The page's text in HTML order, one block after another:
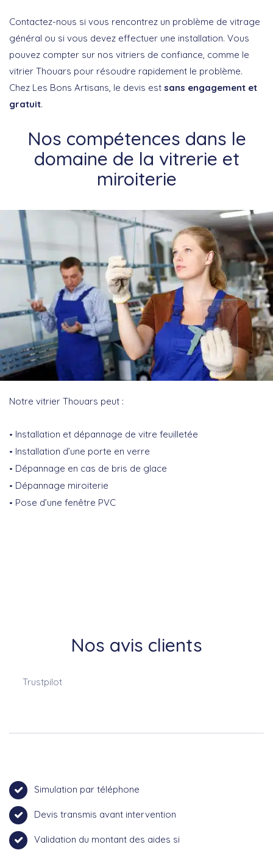
Contactez-nous si vous rencontrez un problème de vitrage
général ou si vous devez effectuer une installation. Vous
pouvez compter sur nos vitriers de confiance, comme le
vitrier Thouars pour résoudre rapidement le problème.
Chez Les Bons Artisans, le devis est sans engagement et
gratuit.
Nos compétences dans le
domaine de la vitrerie et
miroiterie
Notre vitrier Thouars peut :
Installation et dépannage de vitre feuilletée
Installation d’une porte en verre
Dépannage en cas de bris de glace
Dépannage miroiterie
Pose d’une fenêtre PVC
Nos avis clients
Trustpilot
Simulation par téléphone
Devis transmis avant intervention
Validation du montant des aides si